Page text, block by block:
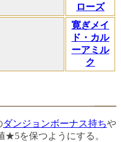
ローズ
寛ぎメイ
ド・カル
ーアミル
ク
ダンジョンボーナス持ちや
★5を保つようにする。